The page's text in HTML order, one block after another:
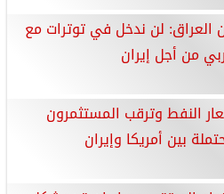
العراق: لن ندخل في توترات مع
من أجل إيران
النفط وترقب المستثمرون
بين أمريكا وإيران